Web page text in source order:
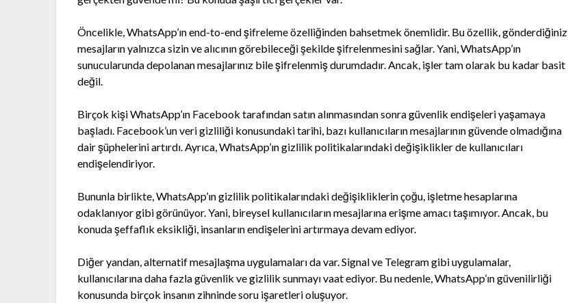
Öncelikle, WhatsApp’ın end-to-end şifreleme özelliğinden bahsetmek önemlidir. Bu özellik, gönderdiğiniz
mesajların yalnızca sizin ve alıcının görebileceği şekilde şifrelenmesini sağlar. Yani, WhatsApp’ın
sunucularunda depolanan mesajlarınız bile şifrelenmiş durumdadır. Ancak, işler tam olarak bu kadar basit
değil.
Birçok kişi WhatsApp’ın Facebook tarafından satın alınmasından sonra güvenlik endişeleri yaşamaya
başladı. Facebook’un veri gizliliği konusundaki tarihi, bazı kullanıcıların mesajlarının güvende olmadığına
dair şüphelerini artırdı. Ayrıca, WhatsApp’ın gizlilik politikalarındaki değişiklikler de kullanıcıları
endişelendiriyor.
Bununla birlikte, WhatsApp’ın gizlilik politikalarındaki değişikliklerin çoğu, işletme hesaplarına
odaklanıyor gibi görünüyor. Yani, bireysel kullanıcıların mesajlarına erişme amacı taşımıyor. Ancak, bu
konuda şeffaflık eksikliği, insanların endişelerini artırmaya devam ediyor.
Diğer yandan, alternatif mesajlaşma uygulamaları da var. Signal ve Telegram gibi uygulamalar,
kullanıcılarına daha fazla güvenlik ve gizlilik sunmayı vaat ediyor. Bu nedenle, WhatsApp’ın güvenilirliği
konusunda birçok insanın zihninde soru işaretleri oluşuyor.